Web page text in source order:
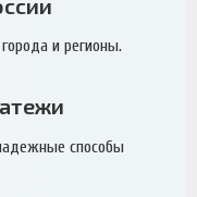
и регионы.
способы